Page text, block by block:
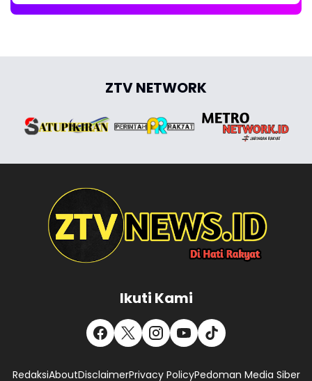
ZTV NETWORK
Ikuti Kami
RedaksiAboutDisclaimerPrivacy PolicyPedoman Media Siber